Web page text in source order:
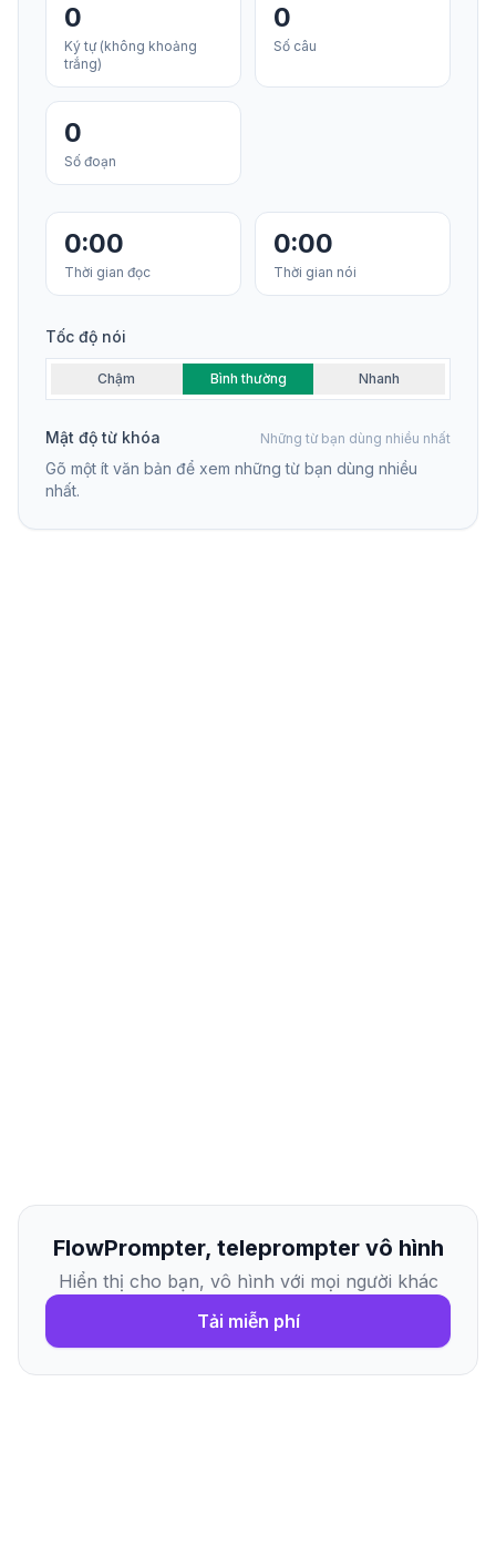
0
Ký tự (không khoảng
trắng)
0
Số câu
0
Số đoạn
0:00
Thời gian đọc
0:00
Thời gian nói
Tốc độ nói
Chậm Bình thường Nhanh
Mật độ từ khóa Những từ bạn dùng nhiều nhất
Gõ một ít văn bản để xem những từ bạn dùng nhiều
nhất.
FlowPrompter, teleprompter vô hình
Hiển thị cho bạn, vô hình với mọi người khác
Tải miễn phí